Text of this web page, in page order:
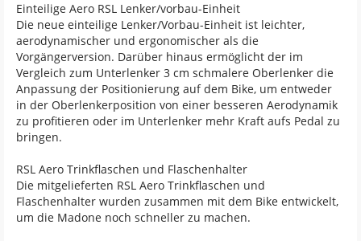
Einteilige Aero RSL Lenker/vorbau-Einheit
Die neue einteilige Lenker/Vorbau-Einheit ist leichter,
aerodynamischer und ergonomischer als die
Vorgängerversion. Darüber hinaus ermöglicht der im
Vergleich zum Unterlenker 3 cm schmalere Oberlenker die
Anpassung der Positionierung auf dem Bike, um entweder
in der Oberlenkerposition von einer besseren Aerodynamik
zu profitieren oder im Unterlenker mehr Kraft aufs Pedal zu
bringen.
RSL Aero Trinkflaschen und Flaschenhalter
Die mitgelieferten RSL Aero Trinkflaschen und
Flaschenhalter wurden zusammen mit dem Bike entwickelt,
um die Madone noch schneller zu machen.